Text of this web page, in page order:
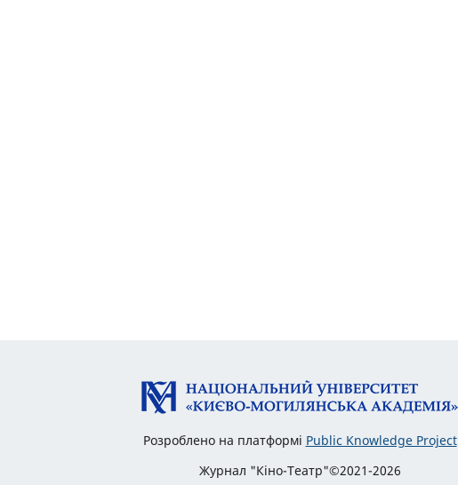
Розроблено на платформі Public Knowledge Project
Журнал "Кіно-Театр"©2021-2026